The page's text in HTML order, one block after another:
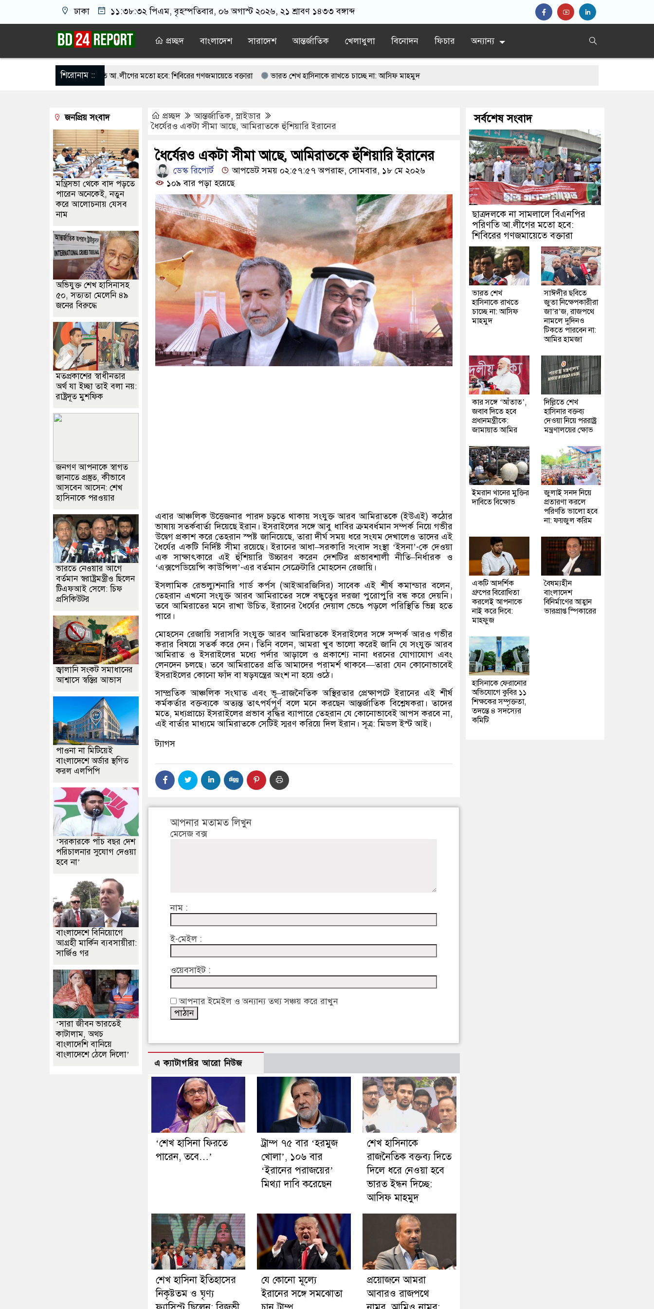
ঢাকা ১১:৩৮:৩৩ পিএম, বৃহস্পতিবার, ০৬ অগাস্ট ২০২৬, ২১ শ্রাবণ ১৪৩৩ বঙ্গাব্দ
প্রচ্ছদ বাংলাদেশ সারাদেশ আন্তর্জাতিক খেলাধুলা বিনোদন ফিচার অন্যান্য
শিরোনাম ::
বিএনপির পরিণতি আ.লীগের মতো হবে: শিবিরের গণজমায়েতে বক্তারা ভারত শেখ হাসিনাকে রাখতে চাচ্ছে না: আসিফ মাহমুদ
বক্তব্য দেওয়া নিয়ে পররাষ্ট্র মন্ত্রণালয়ের ক্ষোভ ইমরান খানের মুক্তির দাবিতে বিক্ষোভ
বিরোধিতা করলেই আপনাকে নাই করে দিবে: মাহফুজ
অভিযোগে কুবির ১১ শিক্ষকের সম্পৃক্ততা, তদন্তে ৪ সদস্যের কমিটি
প্রচ্ছদ আন্তর্জাতিক,স্লাইডার
ধৈর্যেরও একটা সীমা আছে, আমিরাতকে হুঁশিয়ারি ইরানের
ধৈর্যেরও একটা সীমা আছে, আমিরাতকে হুঁশিয়ারি ইরানের
ডেস্ক রিপোর্ট
আপডেট সময় ০২:৫৭:৫৭ অপরাহ্ন, সোমবার, ১৮ মে ২০২৬
১০৯ বার পড়া হয়েছে
এবার আঞ্চলিক উত্তেজনার পারদ চড়তে থাকায় সংযুক্ত আরব আমিরাতকে(ইউএই)কঠোর
ভাষায় সতর্কবার্তা দিয়েছে ইরান। ইসরাইলের সঙ্গে আবু ধাবির ক্রমবর্ধমান সম্পর্ক নিয়ে গভীর
উদ্বেগ প্রকাশ করে তেহরান স্পষ্ট জানিয়েছে,তারা দীর্ঘ সময় ধরে সংযম দেখালেও তাদের এই
ধৈর্যের একটি নির্দিষ্ট সীমা রয়েছে। ইরানের আধা–সরকারি সংবাদ সংস্থা‘ইসনা’-কে দেওয়া
এক সাক্ষাৎকারে এই হুঁশিয়ারি উচ্চারণ করেন দেশটির প্রভাবশালী নীতি–নির্ধারক ও
‘এক্সপেডিয়েন্সি কাউন্সিল’-এর বর্তমান সেক্রেটারি মোহসেন রেজায়ি।
ইসলামিক রেভল্যুশনারি গার্ড কর্পস(আইআরজিসির)সাবেক এই শীর্ষ কমান্ডার বলেন,
তেহরান এখনো সংযুক্ত আরব আমিরাতের সঙ্গে বন্ধুত্বের দরজা পুরোপুরি বন্ধ করে দেয়নি।
তবে আমিরাতের মনে রাখা উচিত,ইরানের ধৈর্যের দেয়াল ভেঙে পড়লে পরিস্থিতি ভিন্ন হতে
পারে।
মোহসেন রেজায়ি সরাসরি সংযুক্ত আরব আমিরাতকে ইসরাইলের সঙ্গে সম্পর্ক আরও গভীর
করার বিষয়ে সতর্ক করে দেন। তিনি বলেন,আমরা খুব ভালো করেই জানি যে সংযুক্ত আরব
আমিরাত ও ইসরাইলের মধ্যে পর্দার আড়ালে ও প্রকাশ্যে নানা ধরনের যোগাযোগ এবং
লেনদেন চলছে। তবে আমিরাতের প্রতি আমাদের পরামর্শ থাকবে—তারা যেন কোনোভাবেই
ইসরাইলের কোনো ফাঁদ বা ষড়যন্ত্রের অংশ না হয়ে ওঠে।
সাম্প্রতিক আঞ্চলিক সংঘাত এবং ভূ–রাজনৈতিক অস্থিরতার প্রেক্ষাপটে ইরানের এই শীর্ষ
কর্মকর্তার বক্তব্যকে অত্যন্ত তাৎপর্যপূর্ণ বলে মনে করছেন আন্তর্জাতিক বিশ্লেষকরা। তাদের
মতে,মধ্যপ্রাচ্যে ইসরাইলের প্রভাব বৃদ্ধির ব্যাপারে তেহরান যে কোনোভাবেই আপস করবে না,
এই বার্তার মাধ্যমে আমিরাতকে সেটিই স্মরণ করিয়ে দিল ইরান। সূত্র:মিডল ইস্ট আই।
ট্যাগস
আপনার মতামত লিখুন
মেসেজ বক্স
নাম :
ই-মেইল :
ওয়েবসাইট :
আপনার ইমেইল ও অন্যান্য তথ্য সঞ্চয় করে রাখুন
এ ক্যাটাগরির আরো নিউজ
‘শেখ হাসিনা ফিরতে
পারেন, তবে…’
ট্রাম্প ৭৫ বার ‘হরমুজ
খোলা’, ১০৬ বার
‘ইরানের পরাজয়ের’
মিথ্যা দাবি করেছেন
শেখ হাসিনাকে
রাজনৈতিক বক্তব্য দিতে
দিলে ধরে নেওয়া হবে
ভারত ইন্ধন দিচ্ছে:
আসিফ মাহমুদ
শেখ হাসিনা ইতিহাসের
নিকৃষ্টতম ও ঘৃণ্য
যে কোনো মূল্যে
ইরানের সঙ্গে সমঝোতা
প্রয়োজনে আমরা
আবারও রাজপথে
জনপ্রিয় সংবাদ
মন্ত্রিসভা থেকে বাদ পড়তে
পারেন অনেকেই, নতুন
করে আলোচনায় যেসব
নাম
অভিযুক্ত শেখ হাসিনাসহ
৫০, সত্যতা মেলেনি ৪৯
জনের বিরুদ্ধে
মতপ্রকাশের স্বাধীনতার
অর্থ যা ইচ্ছা তাই বলা নয়:
রাষ্ট্রদূত মুশফিক
জনগণ আপনাকে স্বাগত
জানাতে প্রস্তুত, কীভাবে
আসবেন আসেন: শেখ
হাসিনাকে পরওয়ার
ভারতে নেওয়ার আগে
বর্তমান স্বরাষ্ট্রমন্ত্রীও ছিলেন
টিএফআই সেলে: চিফ
প্রসিকিউটর
জ্বালানি সংকট সমাধানের
আশ্বাসে স্বস্তির আভাস
পাওনা না মিটিয়েই
বাংলাদেশে অর্ডার স্থগিত
করল এলপিপি
‘সরকারকে পাঁচ বছর দেশ
পরিচালনার সুযোগ দেওয়া
হবে না’
বাংলাদেশে বিনিয়োগে
আগ্রহী মার্কিন ব্যবসায়ীরা:
সার্জিও গর
‘সারা জীবন ভারতেই
কাটালাম, অথচ
বাংলাদেশি বানিয়ে
বাংলাদেশে ঠেলে দিলো’
সর্বশেষ সংবাদ
ছাত্রদলকে না সামলালে বিএনপির
পরিণতি আ.লীগের মতো হবে:
শিবিরের গণজমায়েতে বক্তারা
ভারত শেখ
হাসিনাকে রাখতে
চাচ্ছে না: আসিফ
মাহমুদ
সাঈদীর ছবিতে
জুতা নিক্ষেপকারীরা
জা’র’জ, রাজপথে
নামলে দুদিনও
টিকতে পারবেন না:
আমির হামজা
কার সঙ্গে ‘আঁতাত’,
জবাব দিতে হবে
প্রধানমন্ত্রীকে:
জামায়াত আমির
দিল্লিতে শেখ
হাসিনার বক্তব্য
দেওয়া নিয়ে পররাষ্ট্র
মন্ত্রণালয়ের ক্ষোভ
ইমরান খানের মুক্তির
দাবিতে বিক্ষোভ
জুলাই সনদ নিয়ে
প্রতারণা করলে
পরিণতি ভালো হবে
না: ফয়জুল করিম
একটি আদর্শিক
গ্রুপের বিরোধিতা
করলেই আপনাকে
নাই করে দিবে:
মাহফুজ
বৈষম্যহীন
বাংলাদেশ
বিনির্মাণের আহ্বান
ভারপ্রাপ্ত স্পিকারের
হাসিনাকে ফেরানোর
অভিযোগে কুবির ১১
শিক্ষকের সম্পৃক্ততা,
তদন্তে ৪ সদস্যের
কমিটি